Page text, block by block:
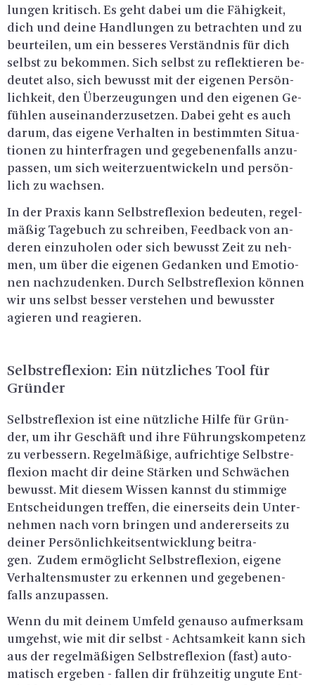
lun­gen kri­tisch. Es geht dabei um die Fä­hig­keit,
dich und deine Hand­lun­gen zu be­trach­ten und zu
be­ur­tei­len, um ein bes­se­res Ver­ständ­nis für dich
selbst zu be­kom­men. Sich selbst zu re­flek­tie­ren be­
deu­tet also, sich be­wusst mit der ei­ge­nen Per­sön­
lich­keit, den Über­zeu­gun­gen und den ei­ge­nen Ge­
füh­len aus­ein­an­der­zu­set­zen. Dabei geht es auch
darum, das ei­ge­ne Ver­hal­ten in be­stimm­ten Si­tua­
tio­nen zu hin­ter­fra­gen und ge­ge­be­nen­falls an­zu­
pas­sen, um sich wei­ter­zu­ent­wi­ckeln und per­sön­
lich zu wach­sen.
In der Pra­xis kann Selbst­re­fle­xi­on be­deu­ten, re­gel­
mä­ßig Ta­ge­buch zu schrei­ben, Feed­back von an­
de­ren ein­zu­ho­len oder sich be­wusst Zeit zu neh­
men, um über die ei­ge­nen Ge­dan­ken und Emo­tio­
nen nach­zu­den­ken. Durch Selbst­re­fle­xi­on kön­nen
wir uns selbst bes­ser ver­ste­hen und be­wuss­ter
agie­ren und re­agie­ren.
Selbst­re­fle­xi­on: Ein nütz­li­ches Tool für
Grün­der
Selbst­re­fle­xi­on ist eine nütz­li­che Hilfe für Grün­
der, um ihr Ge­schäft und ihre Füh­rungs­kom­pe­tenz
zu ver­bes­sern. Re­gel­mä­ßi­ge, auf­rich­ti­ge Selbst­re­
fle­xi­on macht dir deine Stär­ken und Schwä­chen
be­wusst. Mit die­sem Wis­sen kannst du stim­mi­ge
Ent­schei­dun­gen tref­fen, die ei­ner­seits dein Un­ter­
neh­men nach vorn brin­gen und an­de­rer­seits zu
dei­ner Per­sön­lich­keits­ent­wick­lung bei­tra­
gen. Zudem er­mög­licht Selbst­re­fle­xi­on, ei­ge­ne
Ver­hal­tens­mus­ter zu er­ken­nen und ge­ge­be­nen­
falls an­zu­pas­sen.
Wenn du mit dei­nem Um­feld ge­nau­so auf­merk­sam
um­gehst, wie mit dir selbst - Acht­sam­keit kann sich
aus der re­gel­mä­ßi­gen Selbst­re­fle­xi­on (fast) au­to­
ma­tisch er­ge­ben - fal­len dir früh­zei­tig un­gu­te Ent­